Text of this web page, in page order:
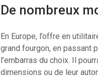
De nombreux
En Europe, l’offre en
grand fourgon, en passant
l’embarras du choix. Il
dimensions ou de leur